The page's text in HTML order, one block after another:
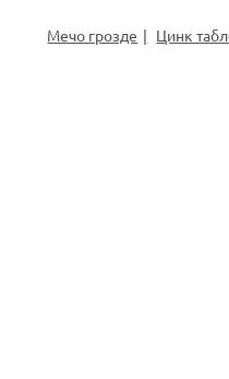
Мечо грозде Цинк